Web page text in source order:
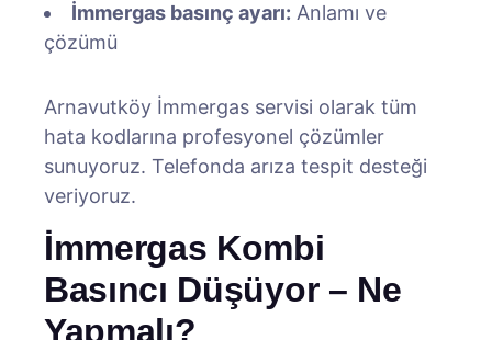
İmmergas basınç ayarı: Anlamı ve
çözümü
Arnavutköy İmmergas servisi olarak tüm
hata kodlarına profesyonel çözümler
sunuyoruz. Telefonda arıza tespit desteği
veriyoruz.
İmmergas Kombi
Basıncı Düşüyor – Ne
Yapmalı?